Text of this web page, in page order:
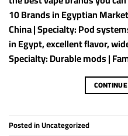
10 Brands in Egyptian
China | Specialty: Pod
in Egypt, excellent flavor,
Specialty: Durable mods |
Posted inUncategorized